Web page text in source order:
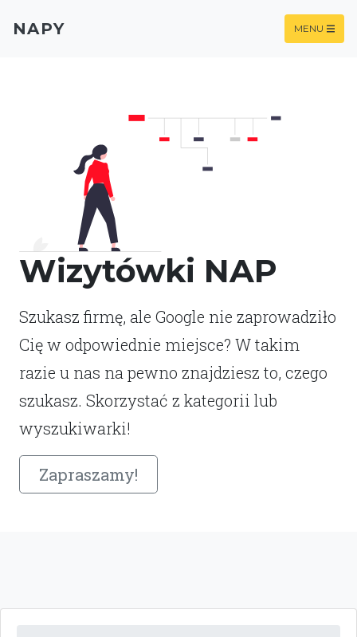
Wizytówki NAP
Szukasz firmę, ale Google nie zaprowadziło
Cię w odpowiednie miejsce? W takim
razie u nas na pewno znajdziesz to, czego
szukasz. Skorzystać z kategorii lub
wyszukiwarki!
Zapraszamy!
NAPY MENU